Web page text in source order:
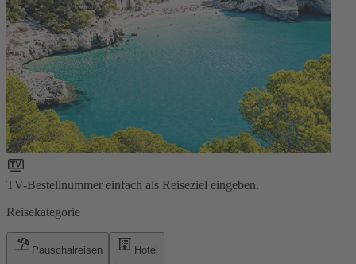
TV-Bestellnummer einfach als Reiseziel eingeben.
Reisekategorie
Pauschalreisen Hotel